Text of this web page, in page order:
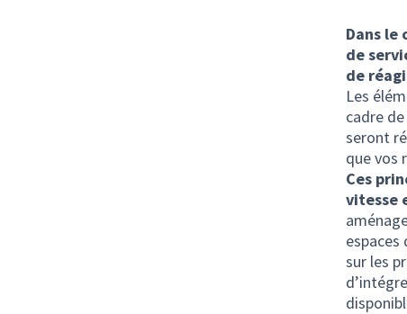
Dans le
de
de
Les
cadre
seront
que vos
Ces
vitesse
sur les